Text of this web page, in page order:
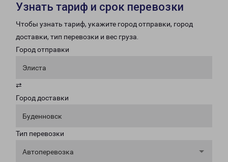
Узнать тариф и срок перевозки
Чтобы узнать тариф, укажите город отправки, город
доставки, тип перевозки и вес груза.
Город отправки
Элиста
⇄
Город доставки
Буденновск
Тип перевозки
Автоперевозка